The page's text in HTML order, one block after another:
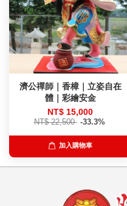
濟公禪師｜香樟｜立姿自在
體｜彩繪安金
NT$ 15,000
NT$ 22,500 -33.3%
加入購物車